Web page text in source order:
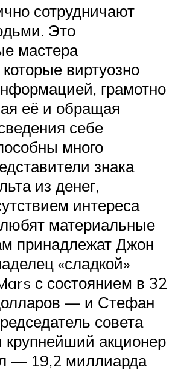
сотрудничают
Это
мастера
виртуозно
грамотно
её и обращая
себе
много
знака
из денег,
интереса
материальные
принадлежат Джон
«сладкой»
с состоянием в 32
— и Стефан
совета
крупнейший акционер
— 19,2 миллиарда